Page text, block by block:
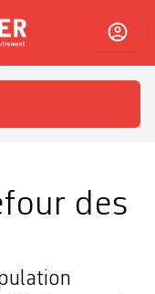
L'essentiel, autrement
des